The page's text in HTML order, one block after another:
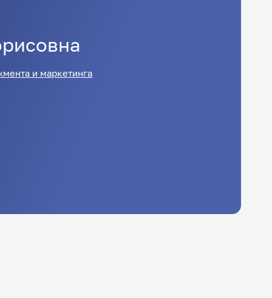
и маркетинга